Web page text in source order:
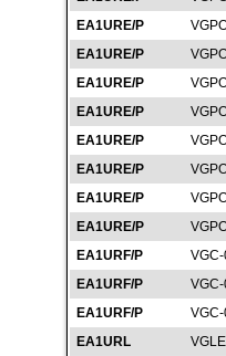
EA1URE/P
EA1URE/P
EA1URE/P
EA1URE/P
EA1URE/P
EA1URE/P
EA1URE/P
EA1URE/P
EA1URF/P
EA1URF/P
EA1URF/P
EA1URL